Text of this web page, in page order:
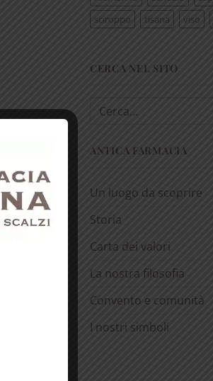
sciroppo
tisana viso
CERCA NEL SITO
Cerca:
ANTICA FARMACIA
Un luogo da scoprire
Storia
Carta dei valori
La nostra filosofia
Convento e comunità
I nostri simboli